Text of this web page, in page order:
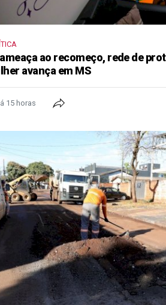
ao recomeço, rede de
avança em MS
15 horas